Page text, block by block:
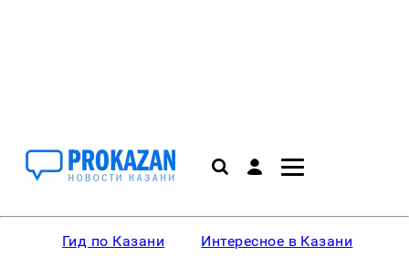
Гид по Казани Интересное в Казани